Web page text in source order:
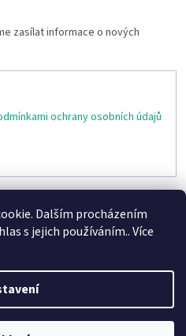
Dalším procházením
s jejich používáním.. Více
zasílat informace o nových
ochrany osobních údajů
Shoptet